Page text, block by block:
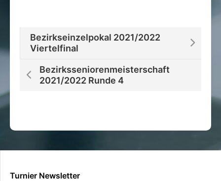
Bezirkseinzelpokal 2021/2022
Viertelfinal
Bezirksseniorenmeisterschaft
2021/2022 Runde 4
Turnier Newsletter